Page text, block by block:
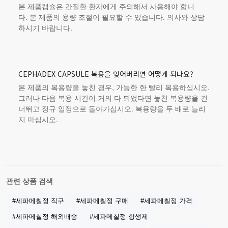
본 제품캡슐은 간질환 환자에게 주의해서 사용해야 합니
다. 본 제품의 용량 조절이 필요할 수 있습니다. 의사와 상담
하시기 바랍니다.
CEPHADEX CAPSULE 복용을 잊어버리면 어떻게 되나요?
본 제품의 복용량을 놓친 경우, 가능한 한 빨리 복용하십시오.
그러나 다음 복용 시간이 거의 다 되었다면 놓친 복용량을 건
너뛰고 정규 일정으로 돌아가십시오. 복용량을 두 배로 늘리
지 마십시오.
관련 상품 검색
#세파메칠정 직구 #세파메칠정 구매 #세파메칠정 가격
#세파메칠정 해외배송 #세파메칠정 항생제